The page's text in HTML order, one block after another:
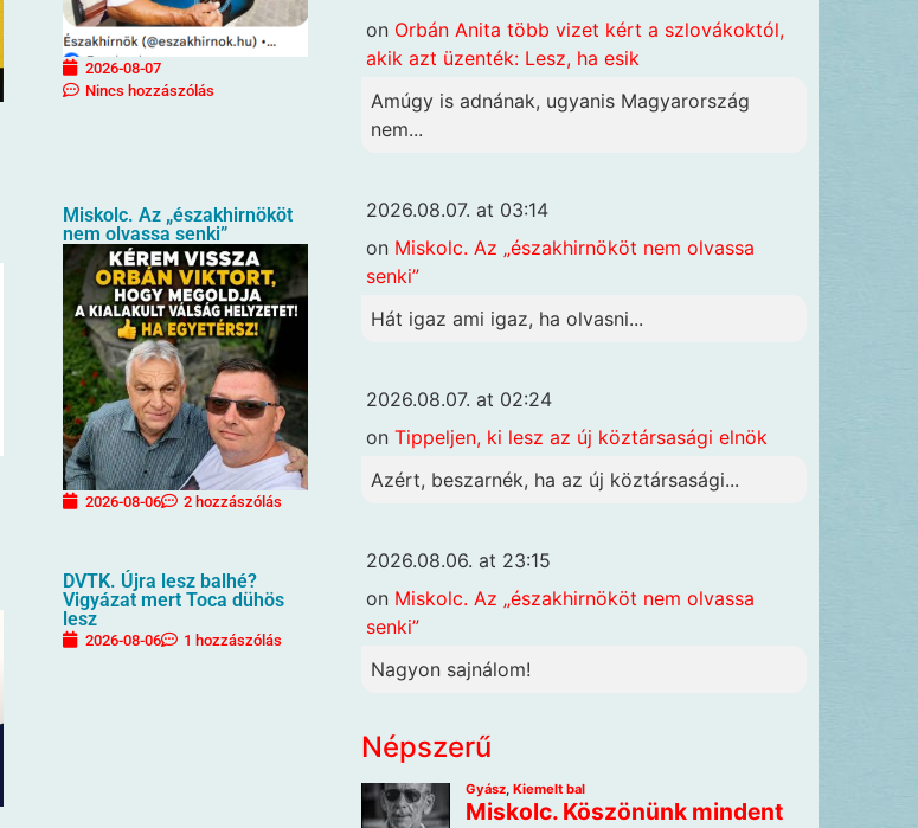
2026-08-07
Nincs hozzászólás
Miskolc. Az „északhirnököt
nem olvassa senki”
2026-08-06 2 hozzászólás
DVTK. Újra lesz balhé?
Vigyázat mert Toca dühös
lesz
2026-08-06 1 hozzászólás
on Orbán Anita több vizet kért a szlovákoktól,
akik azt üzenték: Lesz, ha esik
Amúgy is adnának, ugyanis Magyarország
nem...
2026.08.07. at 03:14
on Miskolc. Az „északhirnököt nem olvassa
senki”
Hát igaz ami igaz, ha olvasni...
2026.08.07. at 02:24
on Tippeljen, ki lesz az új köztársasági elnök
Azért, beszarnék, ha az új köztársasági...
2026.08.06. at 23:15
on Miskolc. Az „északhirnököt nem olvassa
senki”
Nagyon sajnálom!
Népszerű